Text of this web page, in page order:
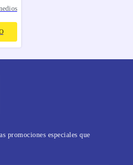
promociones especiales que